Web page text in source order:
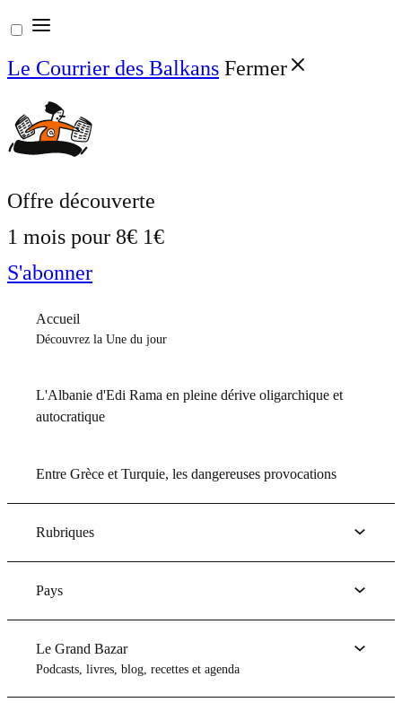
Aller
au
contenu
Le Courrier des Balkans Fermer
Offre découverte
1 mois pour 8€ 1€
S'abonner
Accueil
Découvrez la Une du jour
L'Albanie d'Edi Rama en pleine dérive oligarchique et
autocratique
Entre Grèce et Turquie, les dangereuses provocations
Rubriques
Pays
Le Grand Bazar
Podcasts, livres, blog, recettes et agenda